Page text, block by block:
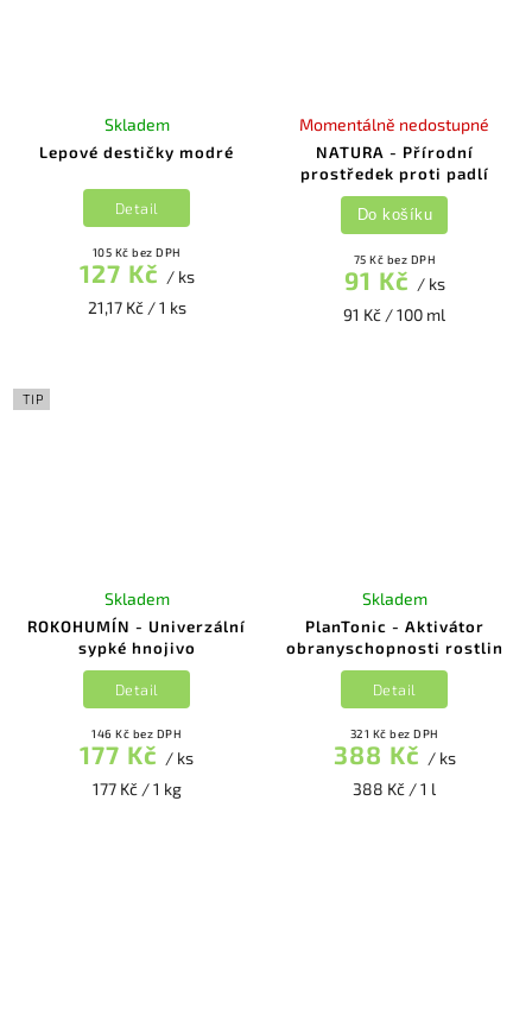
Lepové destičky modré
Skladem
105 Kč bez DPH
127 Kč / ks
21,17 Kč / 1 ks
Detail
NATURA - Přírodní
prostředek proti padlí
Momentálně nedostupné
75 Kč bez DPH
91 Kč / ks
91 Kč / 100 ml
Do košíku
TIP
ROKOHUMÍN - Univerzální
sypké hnojivo
Skladem
146 Kč bez DPH
177 Kč / ks
177 Kč / 1 kg
Detail
PlanTonic - Aktivátor
obranyschopnosti rostlin
Skladem
321 Kč bez DPH
388 Kč / ks
388 Kč / 1 l
Detail